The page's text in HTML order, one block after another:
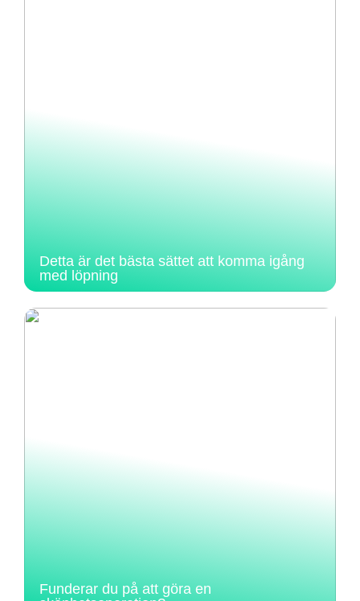
Detta är det bästa sättet att komma igång
med löpning
Funderar du på att göra en